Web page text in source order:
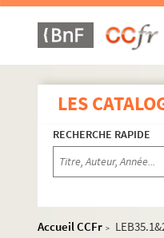
LES
RECHERCHE RAPIDE
Accueil CCFr >
LEB1. Boîte 813
LEB2. Boîte
LEB3. Boîte
LEB4. Boîte
LEB5. Boîte
LEB6. Boîte
LEB7. Boîte
LEB8. Boîte
LEB9. Boîte